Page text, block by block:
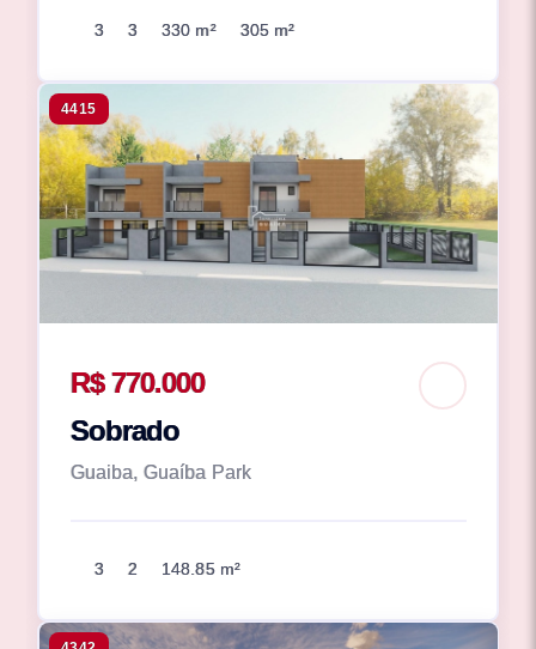
3 3 330 m² 305 m²
4415
R$ 770.000
Sobrado
Guaiba, Guaíba Park
3 2 148.85 m²